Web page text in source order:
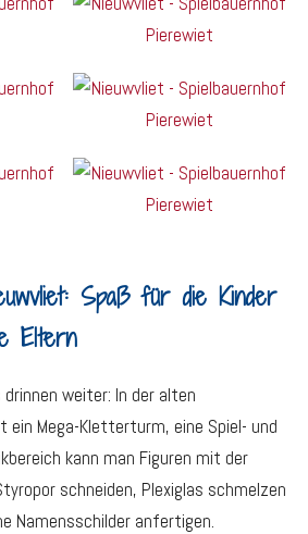
Spaß für die Kinder
Eltern
drinnen weiter: In der alten
ein Mega-Kletterturm, eine Spiel- und
kann man Figuren mit der
schneiden, Plexiglas schmelzen
Namensschilder anfertigen.